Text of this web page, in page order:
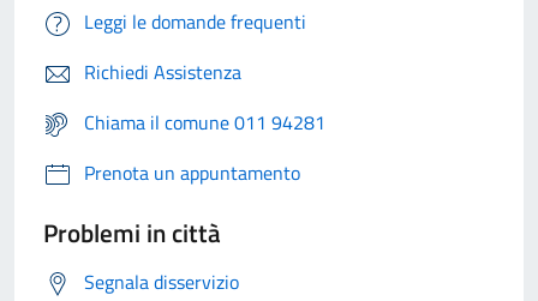
Leggi le domande frequenti
Richiedi Assistenza
Chiama il comune 011 94281
Prenota un appuntamento
Problemi in città
Segnala disservizio